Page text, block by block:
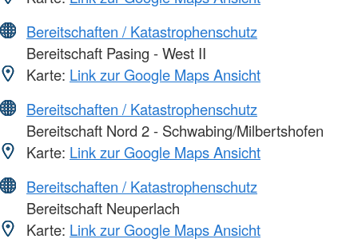
Bereitschaften / Katastrophenschutz
Bereitschaft Pasing - West II
Karte: Link zur Google Maps Ansicht
Bereitschaften / Katastrophenschutz
Bereitschaft Nord 2 - Schwabing/Milbertshofen
Karte: Link zur Google Maps Ansicht
Bereitschaften / Katastrophenschutz
Bereitschaft Neuperlach
Karte: Link zur Google Maps Ansicht